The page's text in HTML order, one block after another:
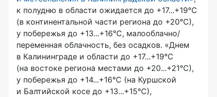
к полудню в области ожидается до +17...+19°C
(в континентальной части региона до +20°C),
у побережья до +13...+16°C, малооблачно/
переменная облачность, без осадков. «Днем
в Калининграде и области до +17...+19°C
(на востоке региона местами до +20...+21°C),
у побережья до +14...+16°C (на Куршской
и Балтийской косе до +13...+15°C),